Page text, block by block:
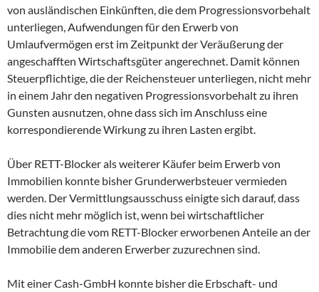
von ausländischen Einkünften, die dem Progressionsvorbehalt
unterliegen, Aufwendungen für den Erwerb von
Umlaufvermögen erst im Zeitpunkt der Veräußerung der
angeschafften Wirtschaftsgüter angerechnet. Damit können
Steuerpflichtige, die der Reichensteuer unterliegen, nicht mehr
in einem Jahr den negativen Progressionsvorbehalt zu ihren
Gunsten ausnutzen, ohne dass sich im Anschluss eine
korrespondierende Wirkung zu ihren Lasten ergibt.
Über RETT-Blocker als weiterer Käufer beim Erwerb von
Immobilien konnte bisher Grunderwerbsteuer vermieden
werden. Der Vermittlungsausschuss einigte sich darauf, dass
dies nicht mehr möglich ist, wenn bei wirtschaftlicher
Betrachtung die vom RETT-Blocker erworbenen Anteile an der
Immobilie dem anderen Erwerber zuzurechnen sind.
Mit einer Cash-GmbH konnte bisher die Erbschaft- und